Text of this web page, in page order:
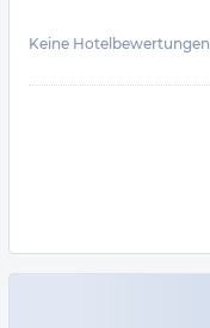
Keine Hotelbewertungen